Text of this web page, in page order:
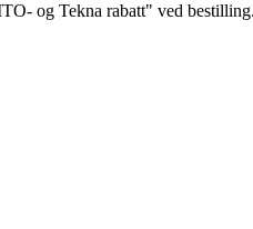
og Tekna rabatt" ved bestilling.